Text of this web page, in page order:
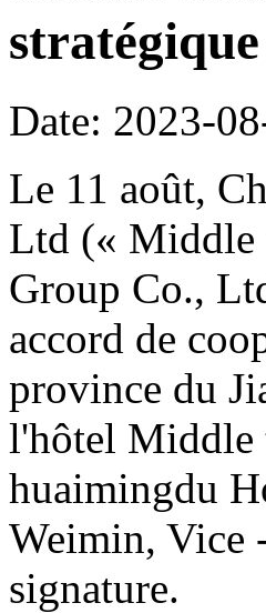
Date: 2023-
Le 11 août,
Ltd (« Middle
Group Co.,
accord de
province du
l'hôtel Middle
huaimingdu
Weimin, Vice
signature.